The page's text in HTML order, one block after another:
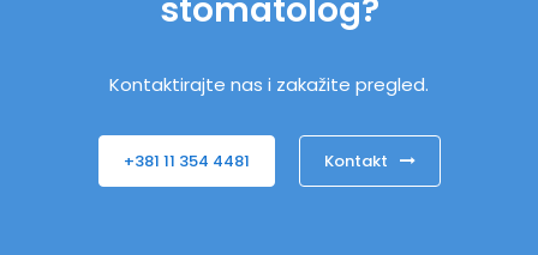
stomatolog?
Kontaktirajte nas i zakažite pregled.
+381 11 354 4481 Kontakt